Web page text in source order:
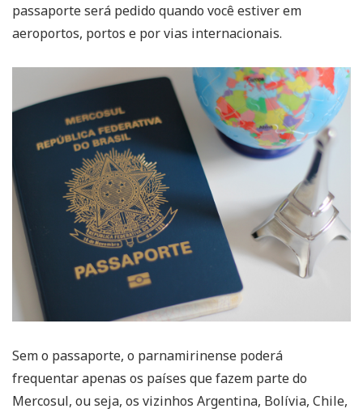
passaporte será pedido quando você estiver em
aeroportos, portos e por vias internacionais.
Sem o passaporte, o parnamirinense poderá
frequentar apenas os países que fazem parte do
Mercosul, ou seja, os vizinhos Argentina, Bolívia, Chile,